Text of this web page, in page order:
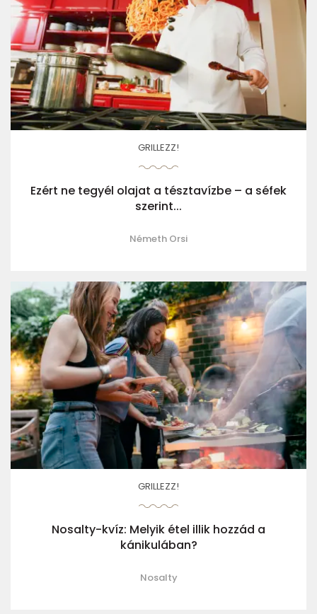
GRILLEZZ!
Ezért ne tegyél olajat a tésztavízbe – a séfek
szerint...
Németh Orsi
GRILLEZZ!
Nosalty-kvíz: Melyik étel illik hozzád a
kánikulában?
Nosalty